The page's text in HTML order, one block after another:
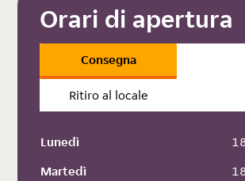
Orari di apertura
Consegna
Ritiro al locale
Lunedì
Martedì